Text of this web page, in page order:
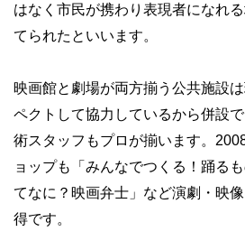
はなく市民が携わり表現者になれ
てられたといいます。
映画館と劇場が両方揃う公共施設
ペクトして協力しているから併設
術スタッフもプロが揃います。
ョップも「みんなでつくる！踊る
てなに？映画弁士」など演劇・映
得です。